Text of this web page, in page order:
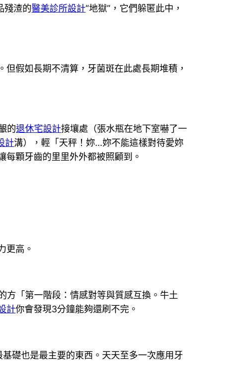
殘渣的醫美診所設計“地獄”，它們躲匿此中，
假如長期不清算，牙菌斑在此處長期堆積，
的退休宅設計接壤處（張水瓶在地下室嚇了一
計溝），輕「天秤！妳…妳不能這樣對待愛妳
顆牙齒的里里外外都被照顧到。
更高。
方「第一階段：情感對等與質感互換。牛土
計你會發現3分鐘能夠還刷不完。
礎也是最主要的東西。天天至多一次應用牙